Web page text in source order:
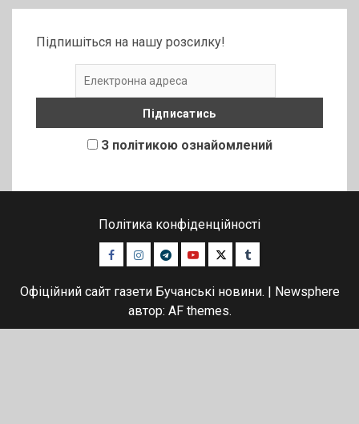
Підпишіться на нашу розсилку!
З політикою ознайомлений
Політика конфіденційності
Facebook
Instagram
TelegramYoutubeTwitterTumblr
Офіційний сайт газети Бучанські новини.
Newsphere
автор: AF themes.